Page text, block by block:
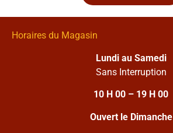
Horaires du Magasin
Lundi au Samedi
Sans Interruption
10 H 00 – 19 H 00
Ouvert le Dimanche